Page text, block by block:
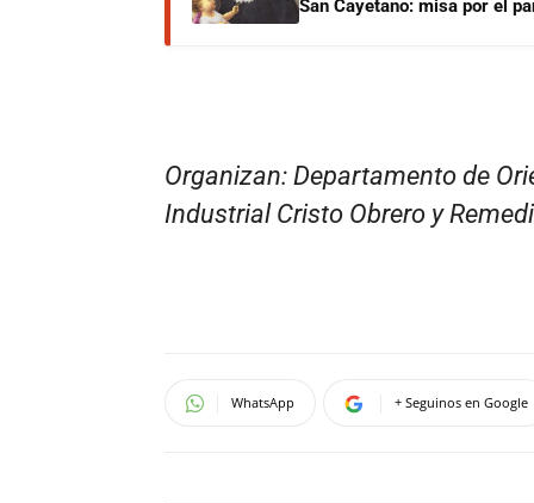
San Cayetano: misa por el
Organizan: Departamento de
Industrial Cristo Obrero y
WhatsApp + Seguinos en Google